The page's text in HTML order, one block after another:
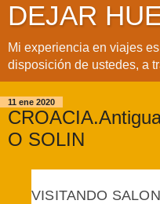
DEJAR
Mi experiencia en viajes
disposición de ustedes, a
11 ene 2020
O SOLIN
VISITANDO